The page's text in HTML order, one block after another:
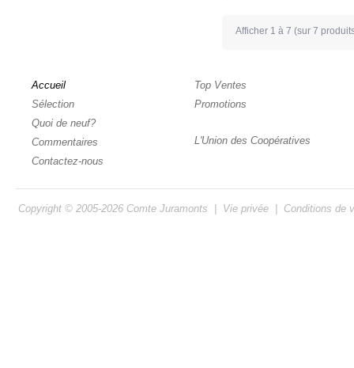
Afficher 1 à 7 (sur 7
Accueil
Sélection
Quoi de neuf?
Commentaires
Contactez-nous
Top Ventes
Promotions
L'Union des Coopératives
Copyright © 2005-2026 Comte Juramonts Vie privée Conditions de